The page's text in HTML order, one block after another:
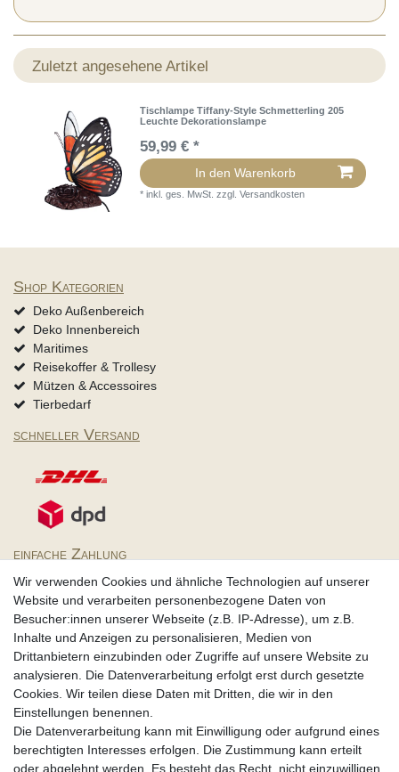
Zuletzt angesehene Artikel
Tischlampe Tiffany-Style Schmetterling 205
Leuchte Dekorationslampe
59,99 € *
In den Warenkorb
*inkl. ges. MwSt. zzgl.Versandkosten
Shop Kategorien
Deko Außenbereich
Deko Innenbereich
Maritimes
Reisekoffer & Trollesy
Mützen & Accessoires
Tierbedarf
schneller Versand
einfache Zahlung
Partner
Rechtssicherheit
Wir verwenden Cookies und ähnliche Technologien auf unserer
Website und verarbeiten personenbezogene Daten von
Besucher:innen unserer Webseite (z.B. IP-Adresse), um z.B.
Inhalte und Anzeigen zu personalisieren, Medien von
Drittanbietern einzubinden oder Zugriffe auf unsere Website zu
analysieren. Die Datenverarbeitung erfolgt erst durch gesetzte
Cookies. Wir teilen diese Daten mit Dritten, die wir in den
Einstellungen benennen.
Die Datenverarbeitung kann mit Einwilligung oder aufgrund eines
berechtigten Interesses erfolgen. Die Zustimmung kann erteilt
oder abgelehnt werden. Es besteht das Recht, nicht einzuwilligen